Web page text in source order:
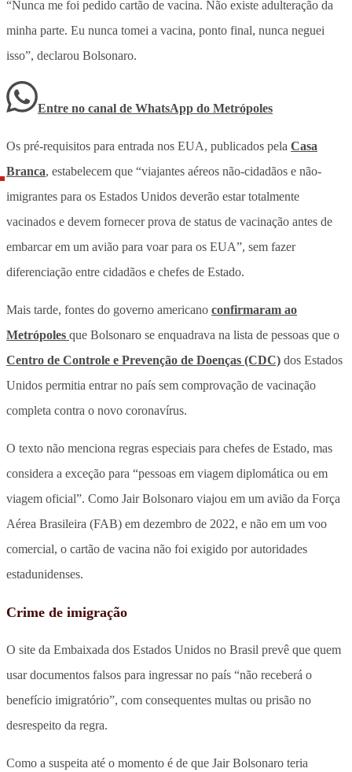
“Nunca me foi pedido cartão de vacina. Não existe adulteração da
minha parte. Eu nunca tomei a vacina, ponto final, nunca neguei
isso”, declarou Bolsonaro.
Entre no canal de WhatsApp do Metrópoles
Os pré-requisitos para entrada nos EUA, publicados pela Casa
Branca, estabelecem que “viajantes aéreos não-cidadãos e não-
imigrantes para os Estados Unidos deverão estar totalmente
vacinados e devem fornecer prova de status de vacinação antes de
embarcar em um avião para voar para os EUA”, sem fazer
diferenciação entre cidadãos e chefes de Estado.
Mais tarde, fontes do governo americano confirmaram ao
Metrópoles que Bolsonaro se enquadrava na lista de pessoas que o
Centro de Controle e Prevenção de Doenças (CDC) dos Estados
Unidos permitia entrar no país sem comprovação de vacinação
completa contra o novo coronavírus.
O texto não menciona regras especiais para chefes de Estado, mas
considera a exceção para “pessoas em viagem diplomática ou em
viagem oficial”. Como Jair Bolsonaro viajou em um avião da Força
Aérea Brasileira (FAB) em dezembro de 2022, e não em um voo
comercial, o cartão de vacina não foi exigido por autoridades
estadunidenses.
Crime de imigração
O site da Embaixada dos Estados Unidos no Brasil prevê que quem
usar documentos falsos para ingressar no país “não receberá o
benefício imigratório”, com consequentes multas ou prisão no
desrespeito da regra.
Como a suspeita até o momento é de que Jair Bolsonaro teria